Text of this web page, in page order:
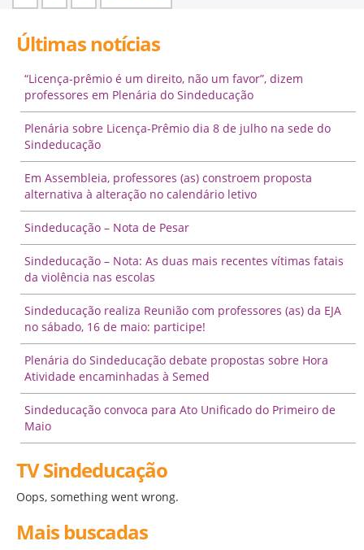
Últimas notícias
“Licença-prêmio é um direito, não um favor”, dizem
professores em Plenária do Sindeducação
Plenária sobre Licença-Prêmio dia 8 de julho na sede do
Sindeducação
Em Assembleia, professores (as) constroem proposta
alternativa à alteração no calendário letivo
Sindeducação – Nota de Pesar
Sindeducação – Nota: As duas mais recentes vítimas fatais
da violência nas escolas
Sindeducação realiza Reunião com professores (as) da EJA
no sábado, 16 de maio: participe!
Plenária do Sindeducação debate propostas sobre Hora
Atividade encaminhadas à Semed
Sindeducação convoca para Ato Unificado do Primeiro de
Maio
TV Sindeducação
Oops, something went wrong.
Mais buscadas